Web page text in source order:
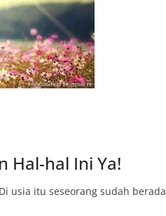
Hal-hal Ini Ya!
usia itu seseorang sudah berada